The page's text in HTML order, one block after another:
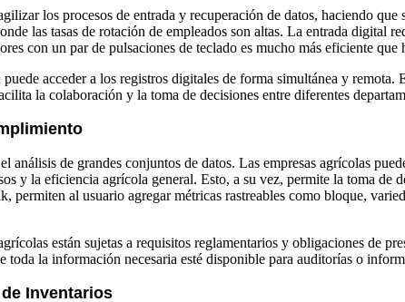
los procesos de entrada y recuperación de datos, haciendo
las tasas de rotación de empleados son altas. La entrada digital
con un par de pulsaciones de teclado es mucho más eficiente
acceder a los registros digitales de forma simultánea y
la colaboración y la toma de decisiones entre diferentes
análisis de grandes conjuntos de datos. Las empresas agrícolas
y la eficiencia agrícola general. Esto, a su vez, permite la toma de
permiten al usuario agregar métricas rastreables como bloque,
están sujetas a requisitos reglamentarios y obligaciones de
toda la información necesaria esté disponible para auditorías o
Inventarios